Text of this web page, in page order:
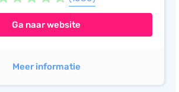
Ga naar website
Meer informatie